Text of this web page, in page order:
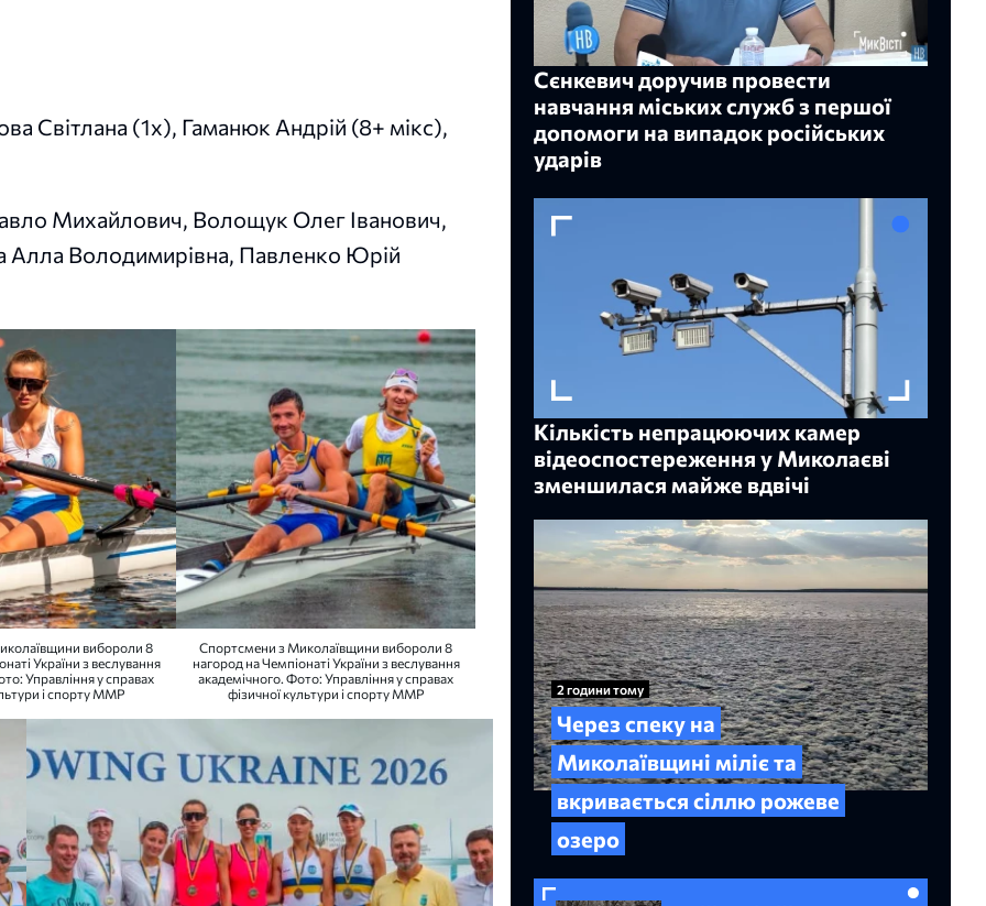
Світлана (1х), Гаманюк Андрій (8+ мікс),
Михайлович, Волощук Олег Іванович,
Володимирівна, Павленко Юрій
вибороли 8
України з веслування
Управління у справах
і спорту ММР
Спортсмени з Миколаївщини вибороли 8
нагород на Чемпіонаті України з веслування
академічного. Фото: Управління у справах
фізичної культури і спорту ММР
Сєнкевич доручив провести
навчання міських служб з першої
допомоги на випадок російських
ударів
Кількість непрацюючих камер
відеоспостереження у Миколаєві
зменшилася майже вдвічі
2 години тому
Через спеку на
Миколаївщині міліє та
вкривається сіллю рожеве
озеро